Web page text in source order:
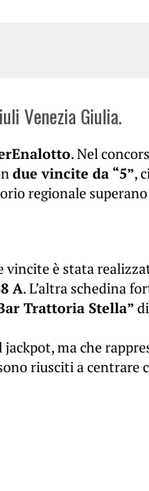
Venezia Giulia.
. Nel
due vincite da “5”,
regionale
vincite è stata
A. L’altra schedina
Trattoria Stella”
ma che
riusciti a centrare